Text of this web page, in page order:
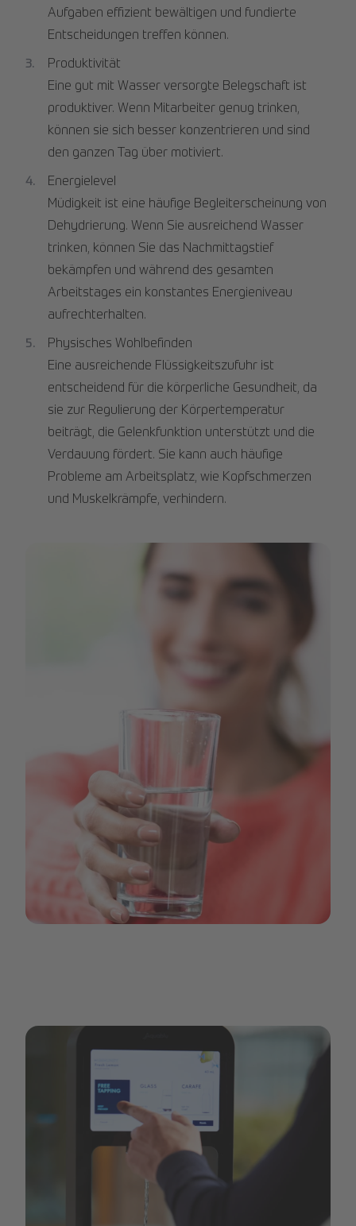
Aufgaben effizient bewältigen und fundierte
Entscheidungen treffen können.
Produktivität
Eine gut mit Wasser versorgte Belegschaft ist
produktiver. Wenn Mitarbeiter genug trinken,
können sie sich besser konzentrieren und sind
den ganzen Tag über motiviert.
Energielevel
Müdigkeit ist eine häufige Begleiterscheinung von
Dehydrierung. Wenn Sie ausreichend Wasser
trinken, können Sie das Nachmittagstief
bekämpfen und während des gesamten
Arbeitstages ein konstantes Energieniveau
aufrechterhalten.
Physisches Wohlbefinden
Eine ausreichende Flüssigkeitszufuhr ist
entscheidend für die körperliche Gesundheit, da
sie zur Regulierung der Körpertemperatur
beiträgt, die Gelenkfunktion unterstützt und die
Verdauung fördert. Sie kann auch häufige
Probleme am Arbeitsplatz, wie Kopfschmerzen
und Muskelkrämpfe, verhindern.